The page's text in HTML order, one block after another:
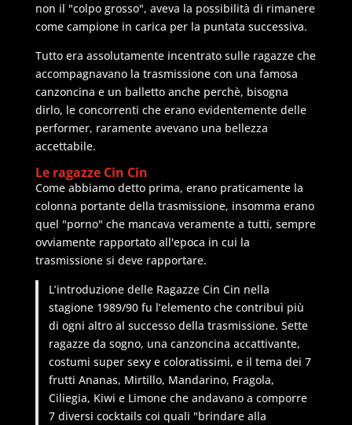
non il "colpo grosso", aveva la possibilità di rimanere
come campione in carica per la puntata successiva.
Tutto era assolutamente incentrato sulle ragazze che
accompagnavano la trasmissione con una famosa
canzoncina e un balletto anche perchè, bisogna
dirlo, le concorrenti che erano evidentemente delle
performer, raramente avevano una bellezza
accettabile.
Le ragazze Cin Cin
Come abbiamo detto prima, erano praticamente la
colonna portante della trasmissione, insomma erano
quel "porno" che mancava veramente a tutti, sempre
ovviamente rapportato all'epoca in cui la
trasmissione si deve rapportare.
L’introduzione delle Ragazze Cin Cin nella
stagione 1989/90 fu l’elemento che contribuì più
di ogni altro al successo della trasmissione. Sette
ragazze da sogno, una canzoncina accattivante,
costumi super sexy e coloratissimi, e il tema dei 7
frutti Ananas, Mirtillo, Mandarino, Fragola,
Ciliegia, Kiwi e Limone che andavano a comporre
7 diversi cocktails coi quali "brindare alla